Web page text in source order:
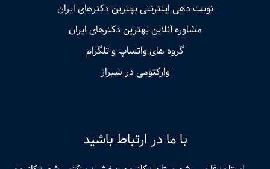
نوبت‌ دهی اینترنتی بهترین دکترهای ایران
مشاوره آنلاین بهترین دکترهای ایران
گروه های واتساپ و تلگرام
وازکتومی در شیراز
با ما در ارتباط باشید